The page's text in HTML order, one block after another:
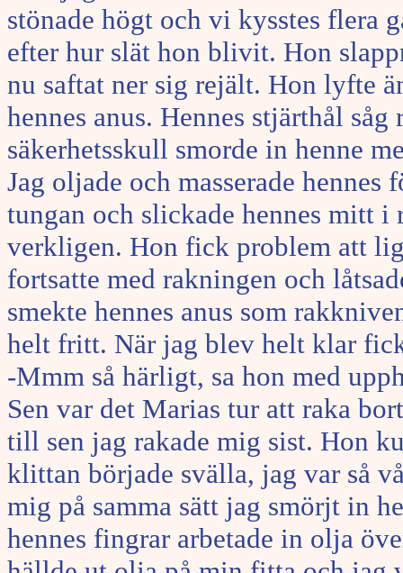
stönade högt och vi kysstes flera
efter hur slät hon blivit. Hon
nu saftat ner sig rejält. Hon lyfte
hennes anus. Hennes stjärthål
säkerhetsskull smorde in henne
Jag oljade och masserade
tungan och slickade hennes mitt
verkligen. Hon fick problem att
fortsatte med rakningen och
smekte hennes anus som
helt fritt. När jag blev helt klar
-Mmm så härligt, sa hon med
Sen var det Marias tur att raka
till sen jag rakade mig sist. Hon
klittan började svälla, jag var så
mig på samma sätt jag smörjt in
hennes fingrar arbetade in olja